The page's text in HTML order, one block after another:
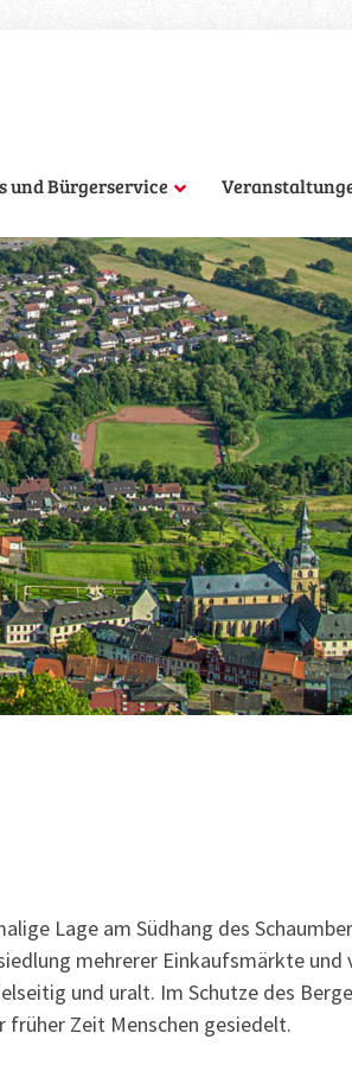
und Bürgerservice
Lage am Südhang des
mehrerer Einkaufsmärkte und
und uralt. Im Schutze des
früher Zeit Menschen gesiedelt.